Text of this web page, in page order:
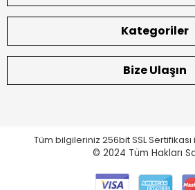
Kategoriler
Bize Ulaşın
Tüm bilgileriniz 256bit SSL
© 2024 Tüm Hakları